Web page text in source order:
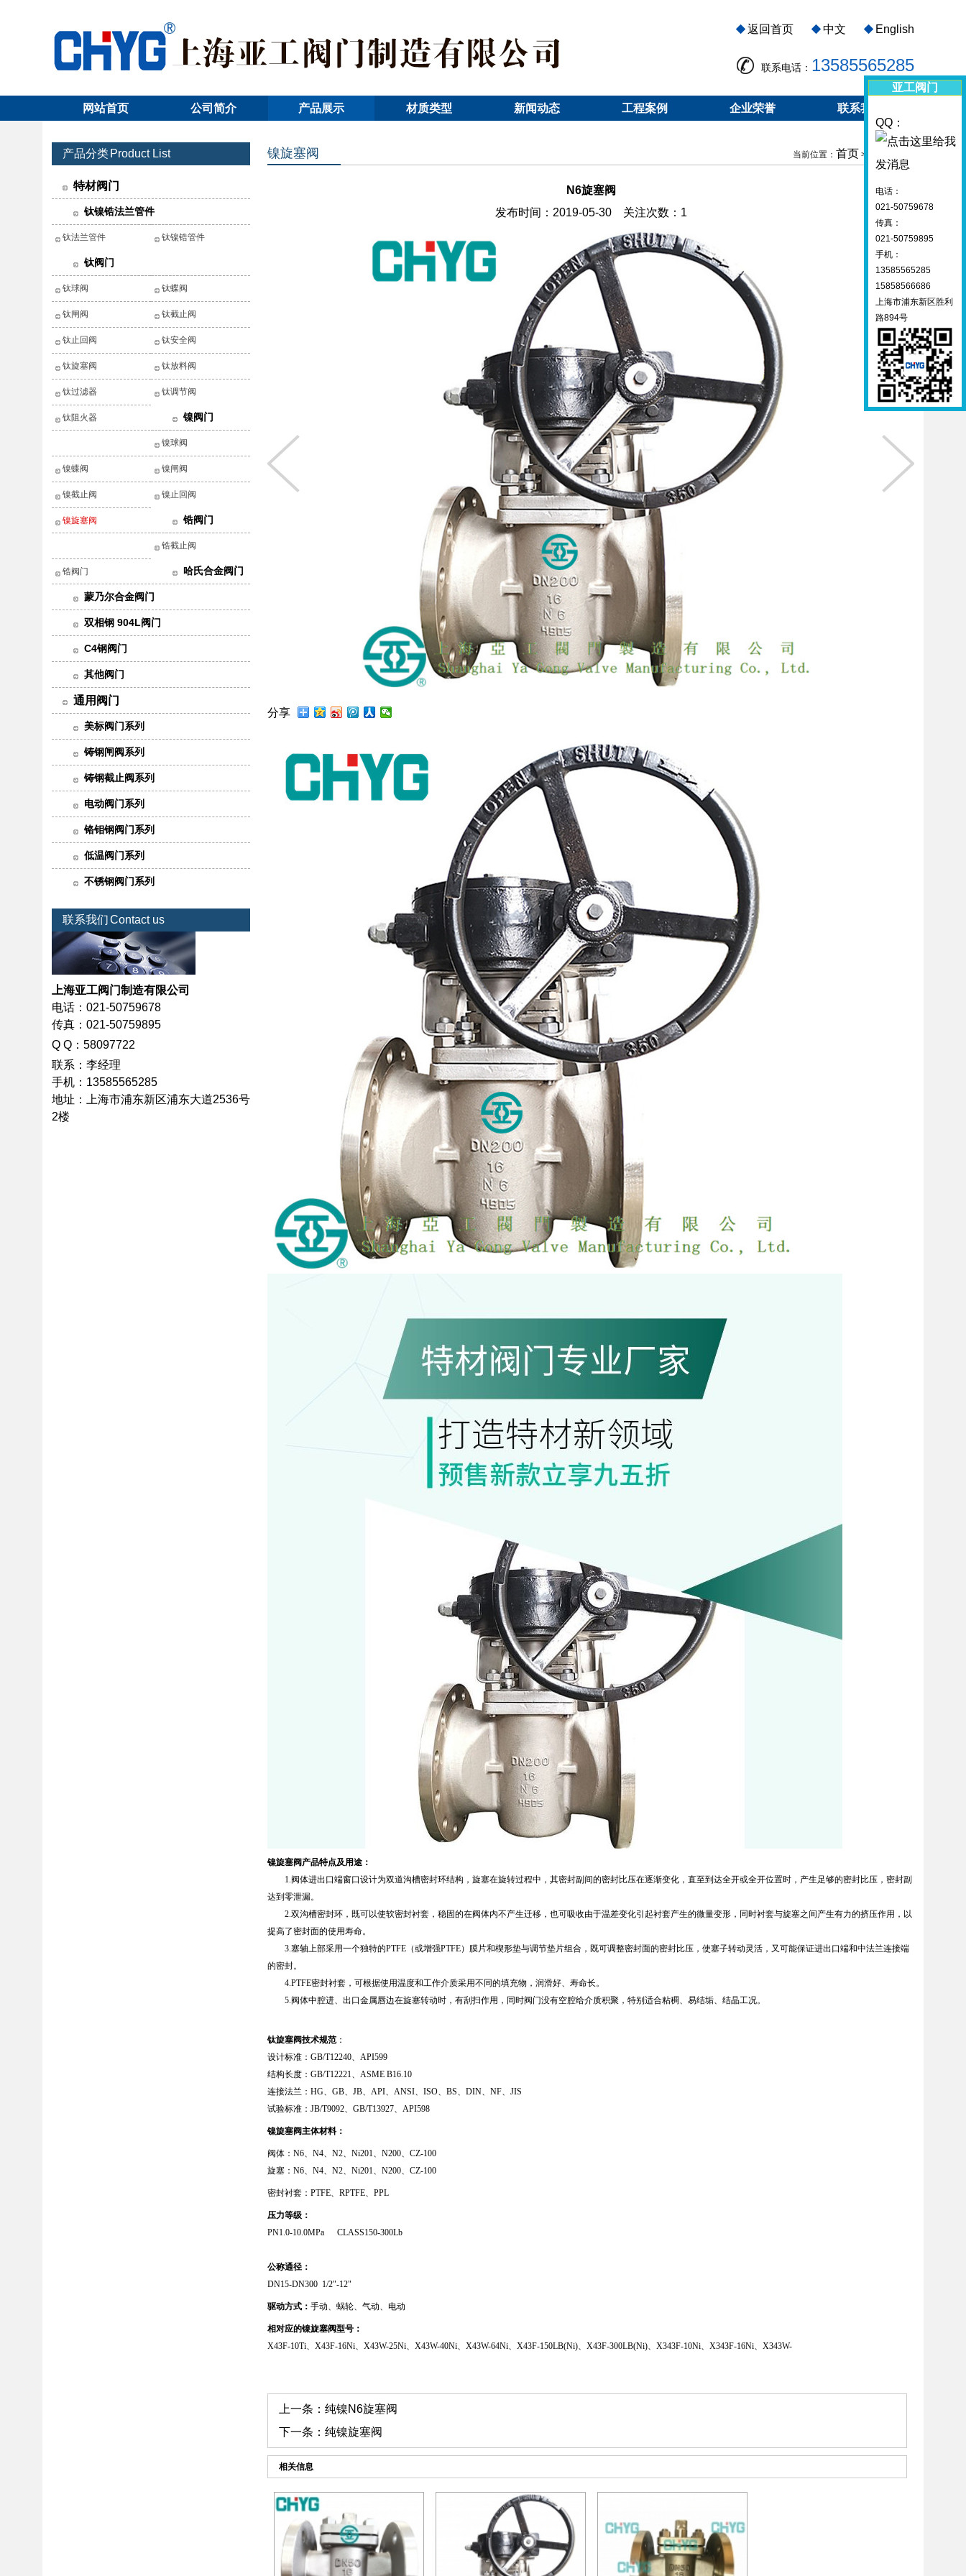
返回首页 中文 English
联系电话： 13585565285
网站首页 公司简介 产品展示 材质类型 新闻动态 工程案例 企业荣誉 联系我们
当前位置： 首页 >
镍旋塞阀
N6旋塞阀
发布时间：2019-05-30 关注次数： 1
分享
镍旋塞阀产品特点及用途：
1.阀体进出口端窗口设计为双道沟槽密封环结构，旋塞在旋转过程中，其密封副间的密封比压在逐渐变化，直至到达全开或全开位置时，产生足够的密封比压，密封副
达到零泄漏。
2.双沟槽密封环，既可以使软密封衬套，稳固的在阀体内不产生迁移，也可吸收由于温差变化引起衬套产生的微量变形，同时衬套与旋塞之间产生有力的挤压作用，以
提高了密封面的使用寿命。
3.塞轴上部采用一个独特的PTFE（或增强PTFE）膜片和楔形垫与调节垫片组合，既可调整密封面的密封比压，使塞子转动灵活，又可能保证进出口端和中法兰连接端
的密封。
4.PTFE密封衬套，可根据使用温度和工作介质采用不同的填充物，润滑好、寿命长。
5.阀体中腔进、出口金属唇边在旋塞转动时，有刮扫作用，同时阀门没有空腔给介质积聚，特别适合粘稠、易结垢、结晶工况。
钛旋塞阀技术规范：
设计标准：GB/T12240、API599
结构长度：GB/T12221、ASME B16.10
连接法兰：HG、GB、JB、API、ANSI、ISO、BS、DIN、NF、JIS
试验标准：JB/T9092、GB/T13927、API598
镍旋塞阀主体材料：
阀体： N6、N4、N2、Ni201、N200、CZ-100
旋塞：N6、N4、N2、Ni201、N200、CZ-100
密封衬套：PTFE、RPTFE、PPL
压力等级：
PN1.0-10.0MPa CLASS150-300Lb
公称通径：
DN15-DN300 1/2"-12"
驱动方式： 手动、蜗轮、气动、电动
相对应的镍旋塞阀型号：
X43F-10Ti、X43F-16Ni、X43W-25Ni、X43W-40Ni、X43W-64Ni、X43F-150LB(Ni)、X43F-300LB(Ni)、X343F-10Ni、X343F-16Ni、X343W-
上一条： 纯镍N6旋塞阀
下一条： 纯镍旋塞阀
相关信息
产品分类 Product List
特材阀门
钛镍锆法兰管件
钛法兰管件 钛镍锆管件
钛阀门
钛球阀 钛蝶阀
钛闸阀 钛截止阀
钛止回阀 钛安全阀
钛旋塞阀 钛放料阀
钛过滤器 钛调节阀
钛阻火器 镍阀门
镍球阀
镍蝶阀 镍闸阀
镍截止阀 镍止回阀
镍旋塞阀 锆阀门
锆截止阀
锆阀门 哈氏合金阀门
蒙乃尔合金阀门
双相钢 904L阀门
C4钢阀门
其他阀门
通用阀门
美标阀门系列
铸钢闸阀系列
铸钢截止阀系列
电动阀门系列
铬钼钢阀门系列
低温阀门系列
不锈钢阀门系列
联系我们Contact us
上海亚工阀门制造有限公司
电话：021-50759678
传真：021-50759895
Q Q：58097722
联系：李经理
手机：13585565285
地址：上海市浦东新区浦东大道2536号
2楼
亚工阀门
QQ：
电话：
021-50759678
传真：
021-50759895
手机：
13585565285
15858566686
上海市浦东新区胜利
路894号